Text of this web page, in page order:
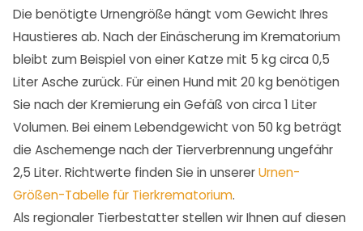
Die benötigte Urnengröße hängt vom Gewicht Ihres
Haustieres ab. Nach der Einäscherung im Krematorium
bleibt zum Beispiel von einer Katze mit 5 kg circa 0,5
Liter Asche zurück. Für einen Hund mit 20 kg benötigen
Sie nach der Kremierung ein Gefäß von circa 1 Liter
Volumen. Bei einem Lebendgewicht von 50 kg beträgt
die Aschemenge nach der Tierverbrennung ungefähr
2,5 Liter. Richtwerte finden Sie in unsererUrnen-
Größen-Tabelle für Tierkrematorium.
Als regionaler Tierbestatter stellen wir Ihnen auf diesen